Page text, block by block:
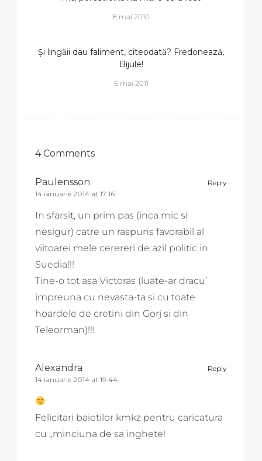
8 mai 2010
Și lingăii dau faliment, cîteodată? Fredonează,
Bijule!
6 mai 2011
4 Comments
Reply
Paulensson
14 ianuarie 2014 at 17:16
In sfarsit, un prim pas (inca mic si
nesigur) catre un raspuns favorabil al
viitoarei mele cerereri de azil politic in
Suedia!!!
Tine-o tot asa Victoras (luate-ar dracu’
impreuna cu nevasta-ta si cu toate
hoardele de cretini din Gorj si din
Teleorman)!!!
Reply
Alexandra
14 ianuarie 2014 at 19:44
Felicitari baietilor kmkz pentru caricatura
cu „minciuna de sa inghete!